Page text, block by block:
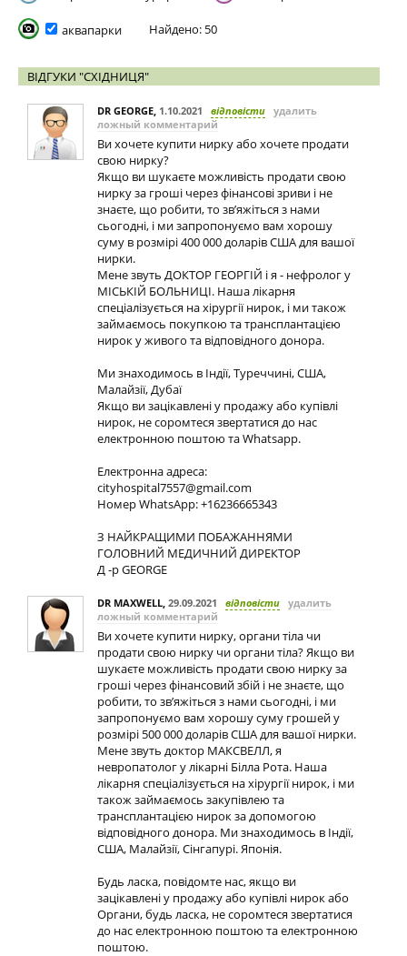
аквапарки Найдено: 50
ВІДГУКИ "СХІДНИЦЯ"
DR GEORGE, 1.10.2021 відповісти удалить
ложный комментарий
Ви хочете купити нирку або хочете продати
свою нирку?
Якщо ви шукаєте можливість продати свою
нирку за гроші через фінансові зриви і не
знаєте, що робити, то зв’яжіться з нами
сьогодні, і ми запропонуємо вам хорошу
суму в розмірі 400 000 доларів США для вашої
нирки.
Мене звуть ДОКТОР ГЕОРГІЙ і я - нефролог у
МІСЬКІЙ БОЛЬНИЦІ. Наша лікарня
спеціалізується на хірургії нирок, і ми також
займаємось покупкою та трансплантацією
нирок у живого та відповідного донора.
Ми знаходимось в Індії, Туреччині, США,
Малайзії, Дубаї
Якщо ви зацікавлені у продажу або купівлі
нирок, не соромтеся звертатися до нас
електронною поштою та Whatsapp.
Електронна адреса:
cityhospital7557@gmail.com
Номер WhatsApp: +16236665343
З НАЙКРАЩИМИ ПОБАЖАННЯМИ
ГОЛОВНИЙ МЕДИЧНИЙ ДИРЕКТОР
Д -р GEORGE
DR MAXWELL, 29.09.2021 відповісти удалить
ложный комментарий
Ви хочете купити нирку, органи тіла чи
продати свою нирку чи органи тіла? Якщо ви
шукаєте можливість продати свою нирку за
гроші через фінансовий збій і не знаєте, що
робити, то зв’яжіться з нами сьогодні, і ми
запропонуємо вам хорошу суму грошей у
розмірі 500 000 доларів США для вашої нирки.
Мене звуть доктор МАКСВЕЛЛ, я
невропатолог у лікарні Білла Рота. Наша
лікарня спеціалізується на хірургії нирок, і ми
також займаємось закупівлею та
трансплантацією нирок за допомогою
відповідного донора. Ми знаходимось в Індії,
США, Малайзії, Сінгапурі. Японія.
Будь ласка, повідомте нас, якщо ви
зацікавлені у продажу або купівлі нирок або
Органи, будь ласка, не соромтеся звертатися
до нас електронною поштою та електронною
поштою.